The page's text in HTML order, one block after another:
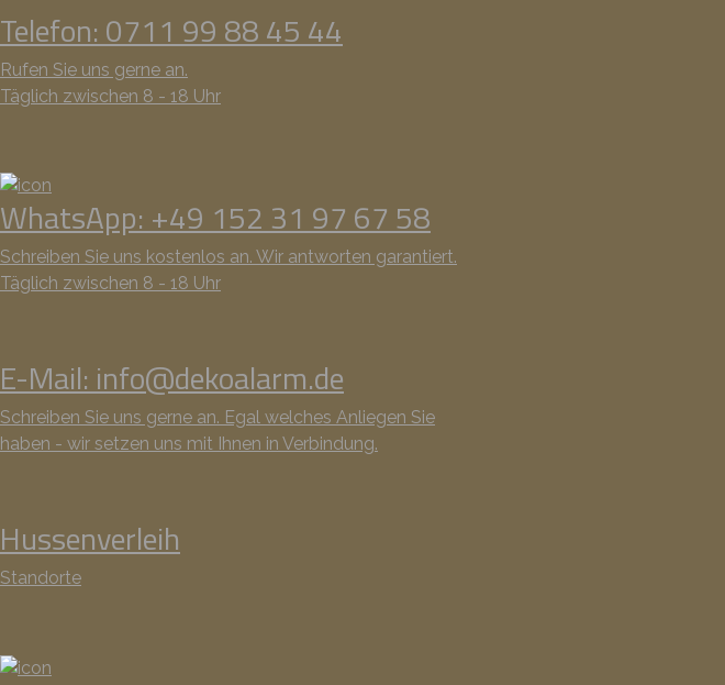
Telefon: 0711 99 88 45 44
Rufen Sie uns gerne an.
Täglich zwischen 8 - 18 Uhr
WhatsApp: +49 152 31 97 67 58
Schreiben Sie uns kostenlos an. Wir antworten garantiert.
Täglich zwischen 8 - 18 Uhr
E-Mail: info@dekoalarm.de
Schreiben Sie uns gerne an. Egal welches Anliegen Sie
haben - wir setzen uns mit Ihnen in Verbindung.
Hussenverleih
Standorte